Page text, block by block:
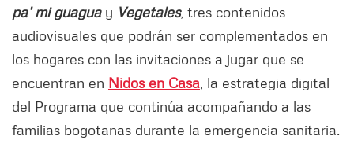
pa’ mi guaguay Vegetales, tres contenidos
audiovisuales que podrán ser complementados en
los hogares con las invitaciones a jugar que se
encuentran en Nidos en Casa , la estrategia digital
del Programa que continúa acompañando a las
familias bogotanas durante la emergencia sanitaria.